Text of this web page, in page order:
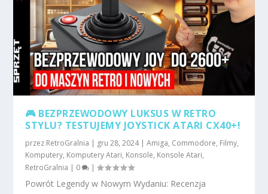
🎮 BEZPRZEWODOWY LUKSUS W RETRO
STYLU? TESTUJEMY JOYSTICK ATARI CX40+!
przez RetroGralnia | gru 28, 2024|Amiga, Commodore, Filmy,
Komputery, Komputery Atari, Konsole, Konsole Atari,
RetroGralnia | 0 |
Powrót Legendy w Nowym Wydaniu: Recenzja